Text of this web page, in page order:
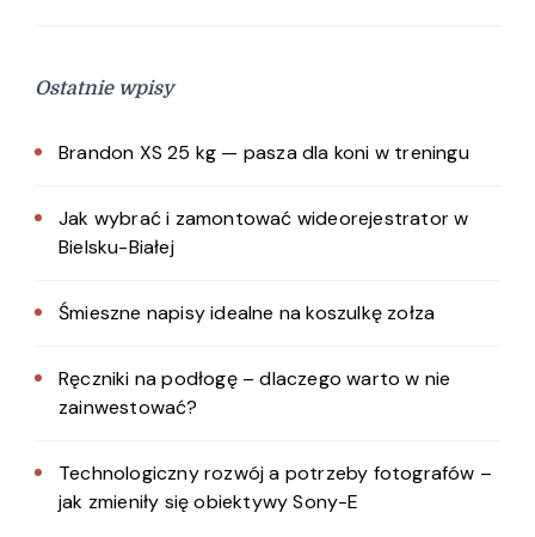
Ostatnie wpisy
Brandon XS 25 kg — pasza dla koni w treningu
Jak wybrać i zamontować wideorejestrator w
Bielsku-Białej
Śmieszne napisy idealne na koszulkę zołza
Ręczniki na podłogę – dlaczego warto w nie
zainwestować?
Technologiczny rozwój a potrzeby fotografów –
jak zmieniły się obiektywy Sony-E